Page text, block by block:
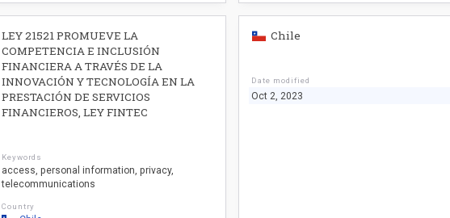
LEY 21521 PROMUEVE LA
COMPETENCIA E INCLUSIÓN
FINANCIERA A TRAVÉS DE LA
INNOVACIÓN Y TECNOLOGÍA EN LA
PRESTACIÓN DE SERVICIOS
FINANCIEROS, LEY FINTEC
Keywords
access personal information privacy
telecommunications
Country
Chile
Date modified
Oct 2, 2023